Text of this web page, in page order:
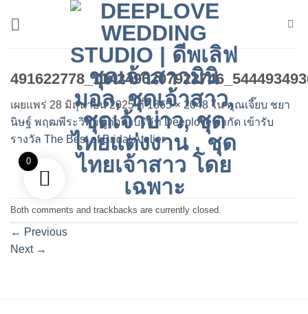
เผยแพร่ 28 มิถุนายน 2025ที่1365 × 2048 ในคุณเจี๊ยบ ชยา
นิษฐ์ พฤฒพีระวิทย์ ผู้ก่อตั้งบริษัท Deeplove จำกัด เข้ารับ
รางวัล The Best of Bridal Atelier
Both comments and trackbacks are currently closed.
← Previous
Next →
0